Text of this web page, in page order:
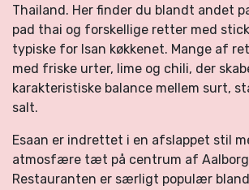
Thailand. Her finder du blandt andet
pad thai og forskellige retter med
typiske for Isan køkkenet. Mange af
med friske urter, lime og chili, der
karakteristiske balance mellem surt,
salt.
Esaan er indrettet i en afslappet stil
atmosfære tæt på centrum af
Restauranten er særligt populær